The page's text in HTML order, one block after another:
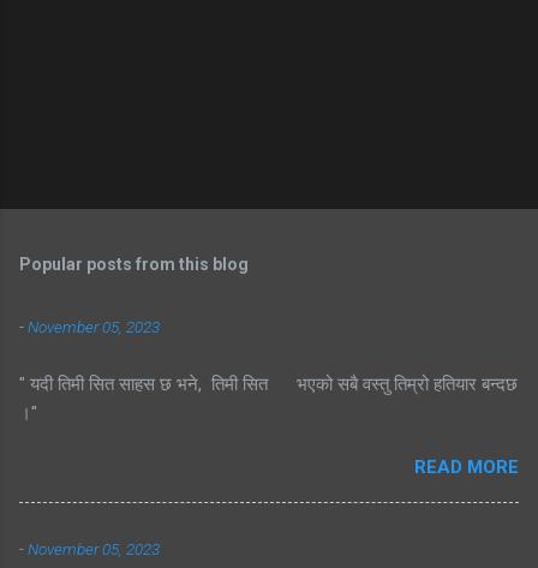
Popular posts from this blog
-November 05, 2023
" यदी तिमी सित साहस छ भने, तिमी सित भएको सबै वस्तु तिम्रो हतियार बन्दछ
।"
READ MORE
-November 05, 2023